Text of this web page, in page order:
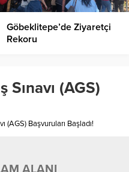
Göbeklitepe’de Ziyaretçi
Rekoru
(AGS)
(AGS) Başvuruları Başladı!